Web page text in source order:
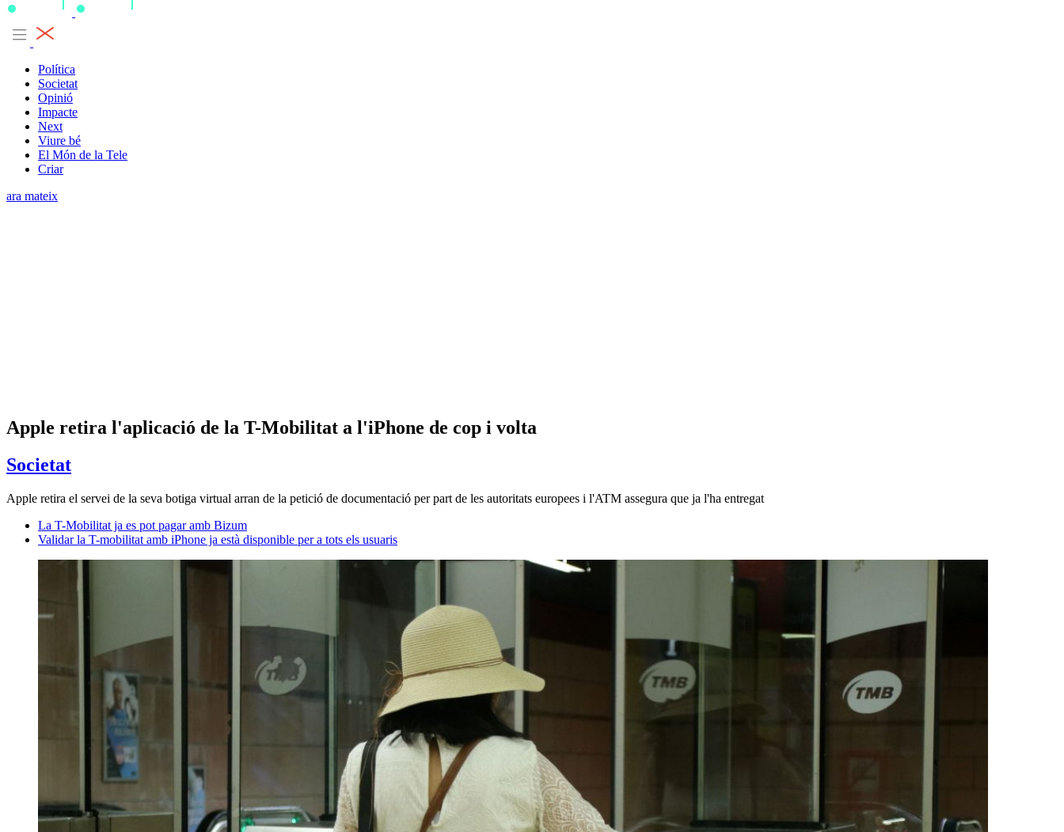
Política
Societat
Opinió
Impacte
Next
Viure bé
El Món de la Tele
Criar
ara mateix
Apple retira l'aplicació de la T-Mobilitat a l'iPhone de cop i volta
Societat
Apple retira el servei de la seva botiga virtual arran de la petició de documentació per part de les autoritats europees i l'ATM assegura que ja l'ha entregat
La T-Mobilitat ja es pot pagar amb Bizum
Validar la T-mobilitat amb iPhone ja està disponible per a tots els usuaris